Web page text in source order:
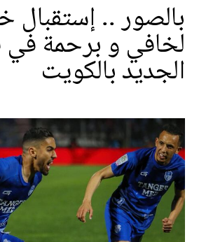
بالصور ..
لخافي و برحمة في
الجديد بالكويت